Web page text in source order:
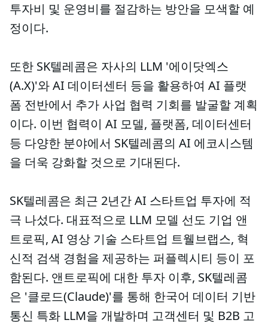
투자비 및 운영비를 절감하는 방안을 모색할 예
정이다.
또한 SK텔레콤은 자사의 LLM '에이닷엑스
(A.X)'와 AI 데이터센터 등을 활용하여 AI 플랫
폼 전반에서 추가 사업 협력 기회를 발굴할 계획
이다. 이번 협력이 AI 모델, 플랫폼, 데이터센터
등 다양한 분야에서 SK텔레콤의 AI 에코시스템
을 더욱 강화할 것으로 기대된다.
SK텔레콤은 최근 2년간 AI 스타트업 투자에 적
극 나섰다. 대표적으로 LLM 모델 선도 기업 앤
트로픽, AI 영상 기술 스타트업 트웰브랩스, 혁
신적 검색 경험을 제공하는 퍼플렉시티 등이 포
함된다. 앤트로픽에 대한 투자 이후, SK텔레콤
은 '클로드(Claude)'를 통해 한국어 데이터 기반
통신 특화 LLM을 개발하며 고객센터 및 B2B 고